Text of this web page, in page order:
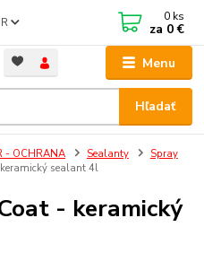
Menu
Hľadať
0 ks
za 0 €
- OCHRANA Sealanty
Spray
sealant 4l
- keramický